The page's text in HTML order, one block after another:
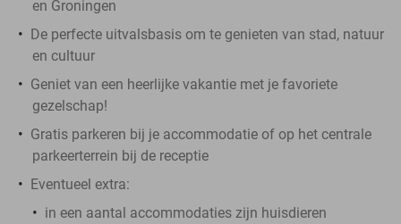
en Groningen
De perfecte uitvalsbasis om te genieten van stad, natuur
en cultuur
Geniet van een heerlijke vakantie met je favoriete
gezelschap!
Gratis parkeren bij je accommodatie of op het centrale
parkeerterrein bij de receptie
Eventueel extra:
in een aantal accommodaties zijn huisdieren